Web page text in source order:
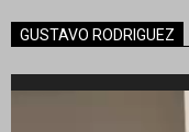
GUSTAVO RODRIGUEZ
Reproductor